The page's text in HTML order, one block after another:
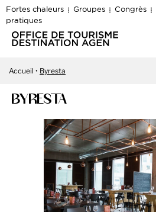
Fortes chaleurs Groupes Congrès
pratiques
Accueil Byresta
BYRESTA